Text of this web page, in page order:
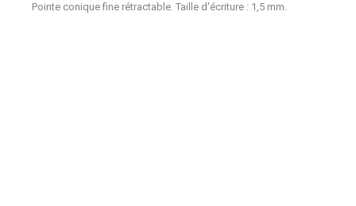
Pointe conique fine rétractable. Taille d'écriture : 1,5 mm.